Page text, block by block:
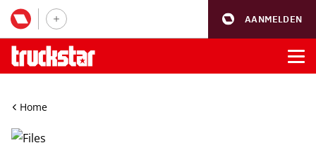
AANMELDEN
Home